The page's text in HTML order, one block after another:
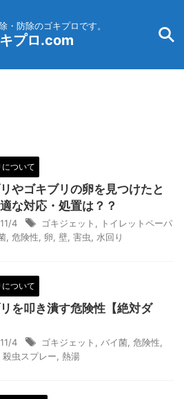
・防除のゴキプロです。
プロ.com
ついて
やゴキブリの卵を見つけたと
な対応・処置は？？
4 ゴキジェット
トイレットペーパ
危険性 卵 壁 害虫 水回り
ついて
を叩き潰す危険性【絶対ダ
4 ゴキジェット バイ菌 危険性
殺虫スプレー 熱湯